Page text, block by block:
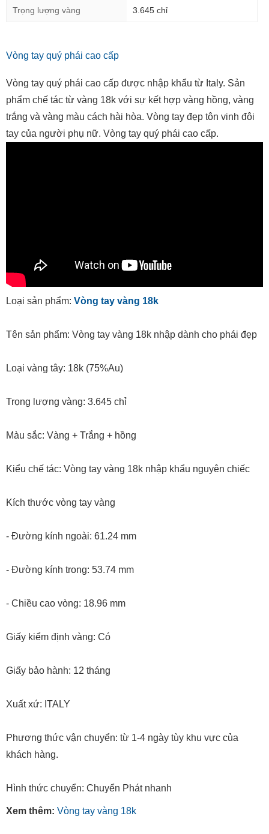
Trọng lượng vàng 3.645 chỉ
Vòng tay quý phái cao cấp
Vòng tay quý phái cao cấp được nhập khẩu từ Italy. Sản
phẩm chế tác từ vàng 18k với sự kết hợp vàng hồng, vàng
trắng và vàng màu cách hài hòa. Vòng tay đẹp tôn vinh đôi
tay của người phụ nữ. Vòng tay quý phái cao cấp.
Loại sản phẩm: Vòng tay vàng 18k
Tên sản phẩm: Vòng tay vàng 18k nhập dành cho phái đẹp
Loại vàng tây: 18k (75%Au)
Trọng lượng vàng: 3.645 chỉ
Màu sắc: Vàng + Trắng + hồng
Kiểu chế tác: Vòng tay vàng 18k nhập khẩu nguyên chiếc
Kích thước vòng tay vàng
- Đường kính ngoài: 61.24 mm
- Đường kính trong: 53.74 mm
- Chiều cao vòng: 18.96 mm
Giấy kiểm định vàng: Có
Giấy bảo hành: 12 tháng
Xuất xứ: ITALY
Phương thức vận chuyển: từ 1-4 ngày tùy khu vực của
khách hàng.
Hình thức chuyển: Chuyển Phát nhanh
Xem thêm: Vòng tay vàng 18k